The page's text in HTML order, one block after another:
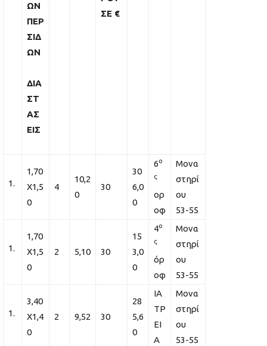
ΩΝ
ΠΕΡ
ΣΙΔ
ΩΝ
ΔΙΑ
ΣΤ
ΑΣ
ΕΙΣ
ΣΕ €
1,70
Χ1,5
0
4
10,2
0
30
30
6,0
0
6ο
ς
ορ
οφ
Μονα
στηρί
ου
53-55
1,70
Χ1,5
0
2 5,10 30
15
3,0
0
4ο
ς
όρ
οφ
Μονα
στηρί
ου
53-55
3,40
Χ1,4
0
2 9,52 30
28
5,6
0
ΙΑ
ΤΡ
ΕΙ
Α
Μονα
στηρί
ου
53-55